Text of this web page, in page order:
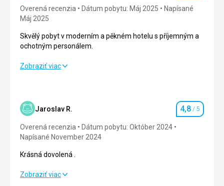
Overená recenzia Dátum pobytu: Máj 2025
Napísané
Máj 2025
Skvělý pobyt v moderním a pěkném hotelu s příjemným a
ochotným personálem.
Skvělý pobyt v moderním a pěkném hotelu s příjemným a
Ubytovanie 5,0/ 5
Okolie
Služby
Cena
Zobraziť viac
Jaroslav R. Hodnotenie
4,8 / 5
Overená recenzia
Dátum pobytu: Október 2024
Napísané November 2024
Krásná dovolená .
Krásná dovolená .
Zobraziť viac